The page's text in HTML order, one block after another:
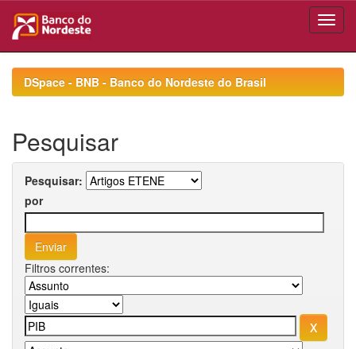
navigationDSpace - BNB - Banco do Nordeste do Brasil
Pesquisar
Pesquisar:
por
Filtros correntes: